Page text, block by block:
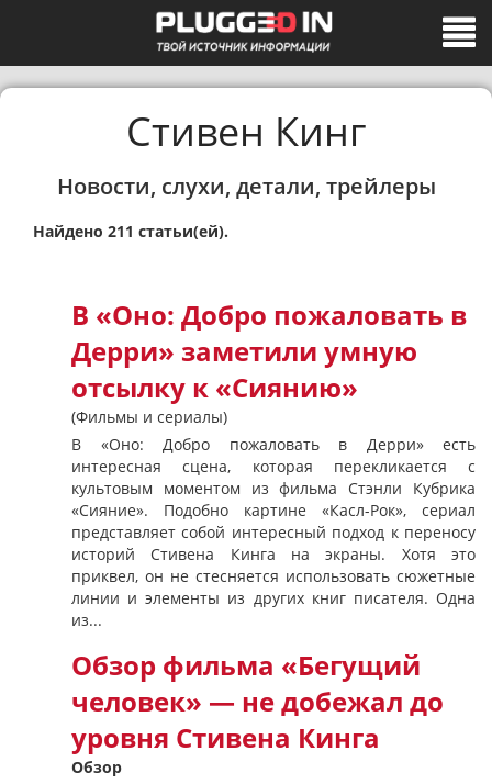
Стивен Кинг
Новости, слухи, детали, трейлеры
Найдено 211 статьи(ей).
В «Оно: Добро пожаловать в
Дерри» заметили умную
отсылку к «Сиянию»
(Фильмы и сериалы)
В «Оно: Добро пожаловать в Дерри» есть
интересная сцена, которая перекликается с
культовым моментом из фильма Стэнли Кубрика
«Сияние». Подобно картине «Касл-Рок», сериал
представляет собой интересный подход к переносу
историй Стивена Кинга на экраны. Хотя это
приквел, он не стесняется использовать сюжетные
линии и элементы из других книг писателя. Одна
из...
Обзор фильма «Бегущий
человек» — не добежал до
уровня Стивена Кинга
Обзор